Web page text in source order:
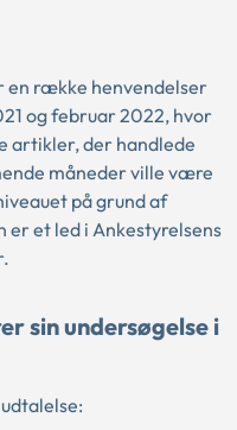
en række henvendelser
og februar 2022, hvor
artikler, der handlede
måneder ville være
på grund af
er et led i Ankestyrelsens
sin undersøgelse i